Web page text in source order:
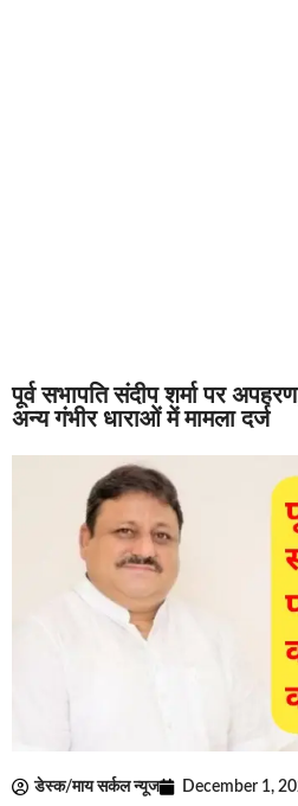
पूर्व सभापति संदीप शर्मा पर
अन्य गंभीर धाराओं में मामला दर्ज
डेस्क/माय सर्कल न्यूज December 1,